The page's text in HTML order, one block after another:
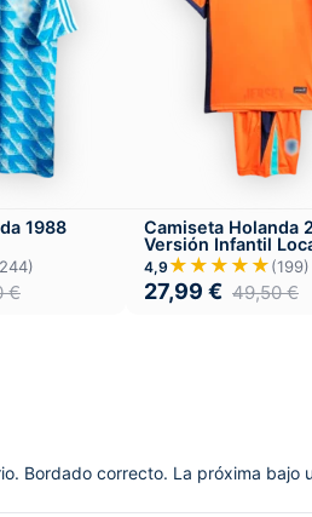
1988
€
Camiseta Holanda
Versión Infantil
4,9 ★★★★★(199)
27,99 € 49,50€
Bordado correcto. La próxima bajo